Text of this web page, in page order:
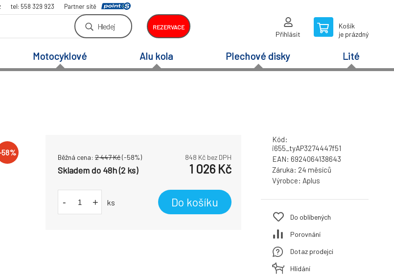
tel: 558 329 923 Partner sítě
Hledej REZERVACE
Přihlásit
Košík
je prázdný
Motocyklové Alu kola Plechové disky Lité
58%
Běžná cena: 2 447Kč(-58%) 848 Kč bez DPH
Skladem do 48h (2 ks) 1 026 Kč
- + ks Do košíku
Kód:
i655_tyAP3274447f51
EAN: 6924064138643
Záruka: 24 měsíců
Výrobce: Aplus
Do oblíbených
Porovnání
Dotaz prodejci
Hlídání